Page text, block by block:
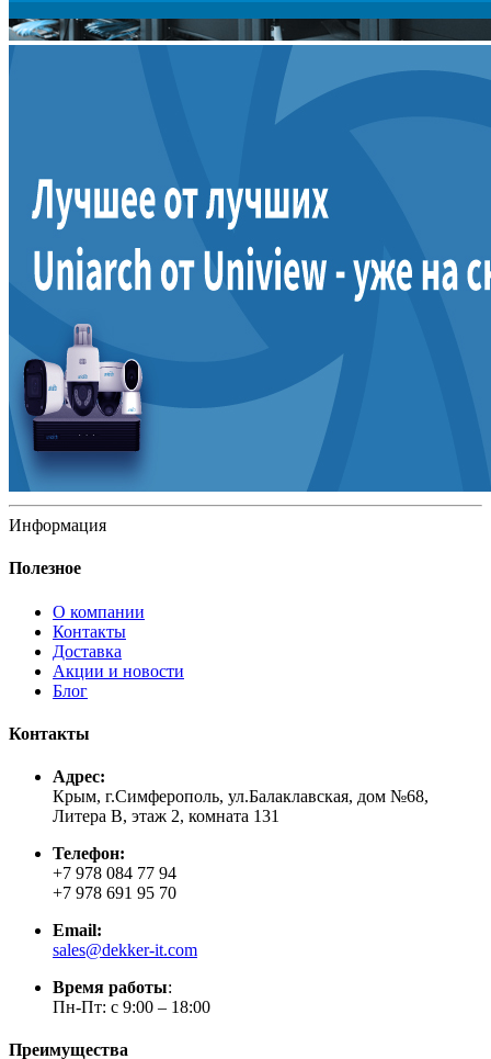
Информация
Полезное
О компании
Контакты
Доставка
Акции и новости
Блог
Контакты
Адрес:
Крым, г.Симферополь, ул.Балаклавская, дом №68,
Литера В, этаж 2, комната 131
Телефон:
+7 978 084 77 94
+7 978 691 95 70
Email:
sales@dekker-it.com
Время работы:
Пн-Пт: с 9:00 – 18:00
Преимущества